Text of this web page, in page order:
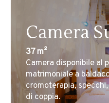
Camera
37 m²
Camera disponibile al
matrimoniale a
cromoterapia,
di coppia.